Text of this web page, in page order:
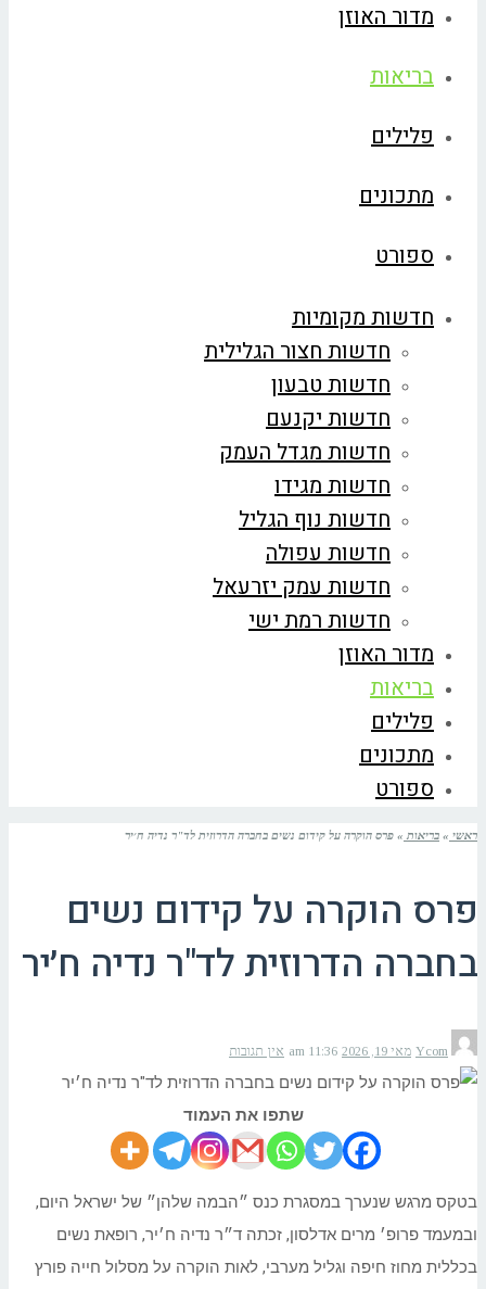
מדור האוזן
בריאות
פלילים
מתכונים
ספורט
חדשות מקומיות
חדשות חצור הגלילית
חדשות טבעון
חדשות יקנעם
חדשות מגדל העמק
חדשות מגידו
חדשות נוף הגליל
חדשות עפולה
חדשות עמק יזרעאל
חדשות רמת ישי
מדור האוזן
בריאות
פלילים
מתכונים
ספורט
ראשי » בריאות » פרס הוקרה על קידום נשים בחברה הדרוזית לד"ר נדיה ח׳יר
פרס הוקרה על קידום נשים
בחברה הדרוזית לד"ר נדיה ח׳יר
Ycom מאי 19, 2026 11:36 am אין תגובות
שתפו את העמוד
בטקס מרגש שנערך במסגרת כנס ״הבמה שלהן״ של ישראל היום,
ובמעמד פרופ׳ מרים אדלסון, זכתה ד״ר נדיה ח׳יר, רופאת נשים
בכללית מחוז חיפה וגליל מערבי, לאות הוקרה על מסלול חייה פורץ